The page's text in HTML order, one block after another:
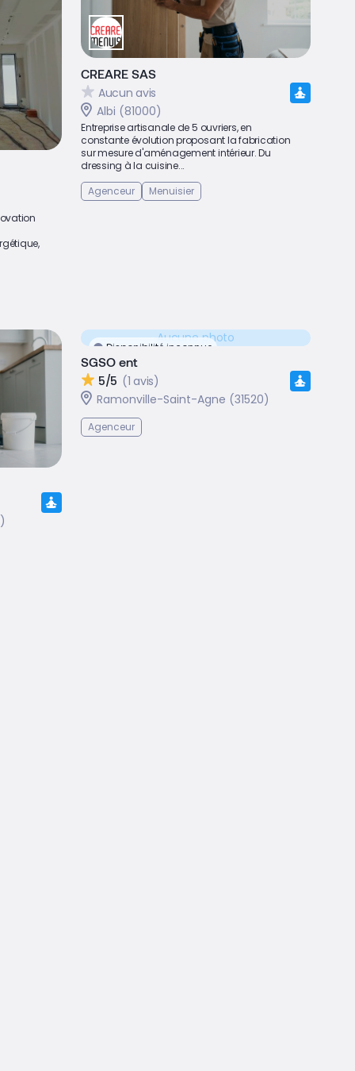
CREARE SAS
Aucun avis
Albi (81000)
Entreprise artisanale de 5 ouvriers, en
constante évolution proposant la fabrication
sur mesure d'aménagement intérieur. Du
dressing à la cuisine...
Agenceur
Menuisier
Disponibilité inconnue
Aucune photo
SGSO ent
5/5 (1 avis)
Ramonville-Saint-Agne (31520)
Agenceur